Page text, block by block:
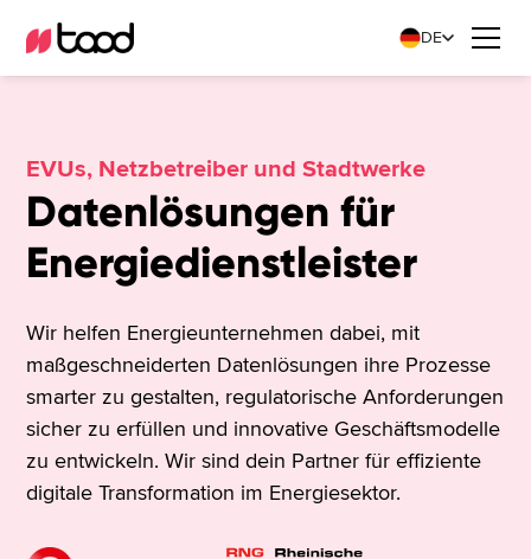
DE
EVUs, Netzbetreiber und Stadtwerke
Datenlösungen für
Energiedienstleister
Wir helfen Energieunternehmen dabei, mit
maßgeschneiderten Datenlösungen ihre Prozesse
smarter zu gestalten, regulatorische Anforderungen
sicher zu erfüllen und innovative Geschäftsmodelle
zu entwickeln. Wir sind dein Partner für effiziente
digitale Transformation im Energiesektor.